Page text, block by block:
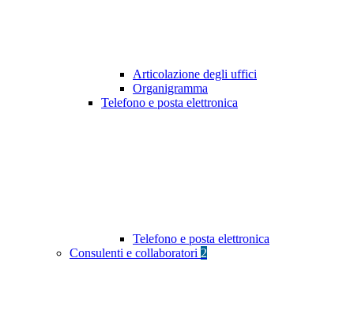
Articolazione degli uffici
Organigramma
Telefono e posta elettronica
Telefono e posta elettronica
Consulenti e collaboratori 2